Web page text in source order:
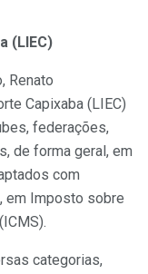
(LIEC)
Renato
Capixaba (LIEC)
federações,
de forma geral, em
com
em Imposto sobre
categorias,